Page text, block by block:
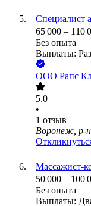
Специалист
65 000 – 110
Без опыта
Выплаты:
ООО Рапс
5.0
•
1 отзыв
Воронеж, р-
Массажиcт-
50 000 – 100
Без опыта
Выплаты: